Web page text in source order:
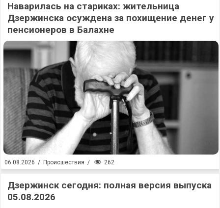
Наварилась на стариках: жительница
Дзержинска осуждена за похищение денег у
пенсионеров в Балахне
06.08.2026 / Происшествия / 262
Дзержинск сегодня: полная версия выпуска
05.08.2026